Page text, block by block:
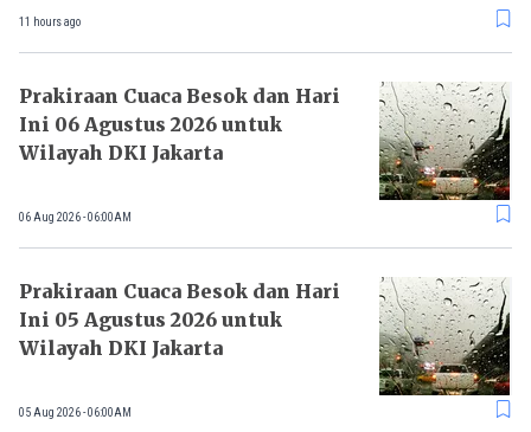
11 hours ago
Prakiraan Cuaca Besok dan Hari
Ini 06 Agustus 2026 untuk
Wilayah DKI Jakarta
06 Aug 2026 - 06:00AM
Prakiraan Cuaca Besok dan Hari
Ini 05 Agustus 2026 untuk
Wilayah DKI Jakarta
05 Aug 2026 - 06:00AM